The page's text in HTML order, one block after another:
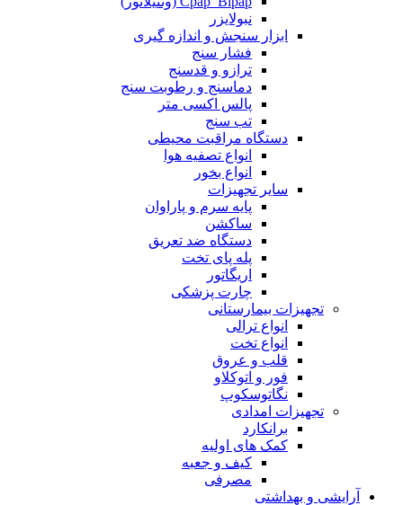
نبولایزر
ابزار سنجش و اندازه گیری
فشار سنج
ترازو و قدسنج
دماسنج و رطوبت سنج
پالس اکسی متر
تب سنج
دستگاه مراقبت محیطی
انواع تصفیه هوا
انواع بخور
سایر تجهیزات
پایه سرم و پاراوان
ساکشن
دستگاه ضد تعریق
پله پای تخت
اریگاتور
چارت پزشکی
تجهیزات بیمارستانی
انواع ترالی
انواع تخت
قلب و عروق
فور و اتوکلاو
نگاتوسکوپ
تجهیزات امدادی
برانکارد
کمک های اولیه
کیف و جعبه
مصرفی
آرایشی و بهداشتی